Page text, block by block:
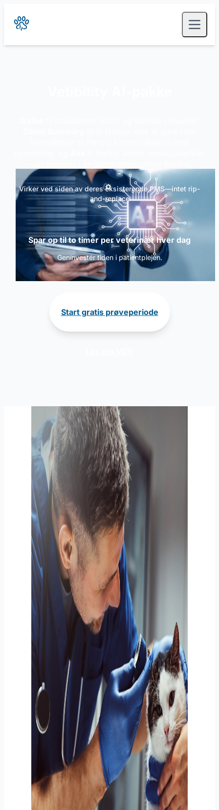
Virker ved siden av deres eksisterende PMS—intet rip-
and-replace
Spar op til to timer per veterinær hver dag
Geninvestér tiden i patientplejen.
Start gratis prøveperiode